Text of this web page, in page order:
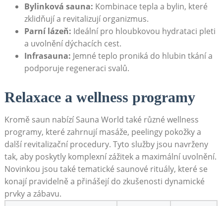
Bylinková sauna: Kombinace tepla a bylin,⁢ které ​
zklidňují​ a revitalizují organizmus.
Parní lázeň: Ideální pro ⁤hloubkovou hydrataci pleti
a ​uvolnění dýchacích cest.
Infrasauna: Jemné ⁢teplo proniká do hlubin tkání a
podporuje regeneraci​ svalů.
Relaxace a wellness programy
Kromě saun​ nabízí Sauna⁣ World‍ také⁢ různé ​wellness
⁣programy, které​ zahrnují masáže, peelingy pokožky ​a
další revitalizační‍ procedury.⁤ Tyto služby jsou navrženy
tak, aby poskytly komplexní zážitek ⁢a ‍maximální ⁣uvolnění.
Novinkou jsou ​také tematické saunové ‍rituály, které⁣ se
konají pravidelně a ‌přinášejí do zkušenosti dynamické
prvky a zábavu.